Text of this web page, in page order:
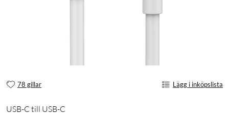
78 gillar Lägg i inköpslista
USB-C till USB-C